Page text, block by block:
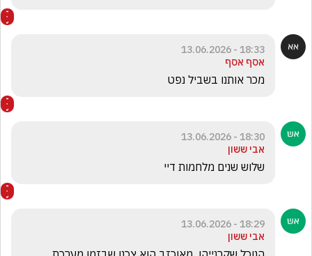
18:33 - 13.06.2026
אסף אסף
מכר אותנו בשביל נפט
18:30 - 13.06.2026
אבי ששון
שלוש שנים מלחמות דיי
18:29 - 13.06.2026
אבי ששון